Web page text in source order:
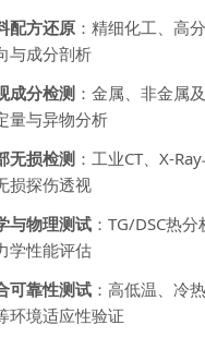
配方还原：精细化工、高
与成分剖析
成分检测 ：金属、非金属
量与异物分析
无损检测 ：工业CT、X-
损探伤透视
与物理测试：TG/DSC热
学性能评估
可靠性测试：高低温、冷
环境适应性验证
张先生 138****5889 刚
李女士 159****5393 3分